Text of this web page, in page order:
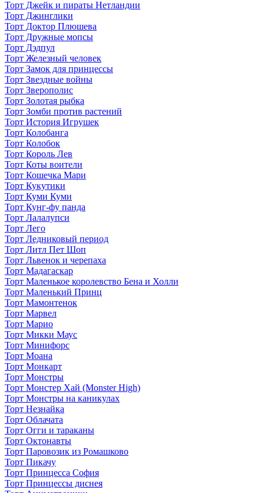
Торт Джейк и пираты Нетландии
Торт Джинглики
Торт Доктор Плюшева
Торт Дружные мопсы
Торт Дэдпул
Торт Железный человек
Торт Замок для принцессы
Торт Звездные войны
Торт Зверополис
Торт Золотая рыбка
Торт Зомби против растений
Торт История Игрушек
Торт Колобанга
Торт Колобок
Торт Король Лев
Торт Коты воители
Торт Кошечка Мари
Торт Кукутики
Торт Куми Куми
Торт Кунг-фу панда
Торт Лалалупси
Торт Лего
Торт Ледниковый период
Торт Литл Пет Шоп
Торт Львенок и черепаха
Торт Мадагаскар
Торт Маленькое королевство Бена и Холли
Торт Маленький Принц
Торт Мамонтенок
Торт Марвел
Торт Марио
Торт Микки Маус
Торт Минифорс
Торт Моана
Торт Монкарт
Торт Монстры
Торт Монстер Хай (Monster High)
Торт Монстры на каникулах
Торт Незнайка
Торт Облачата
Торт Огги и тараканы
Торт Октонавты
Торт Паровозик из Ромашково
Торт Пикачу
Торт Принцесса София
Торт Принцессы диснея